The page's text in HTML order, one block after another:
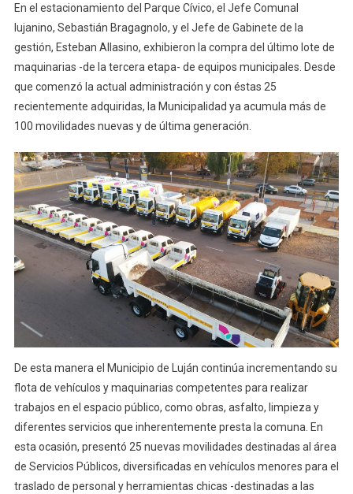
En el estacionamiento del Parque Cívico, el Jefe Comunal
lujanino, Sebastián Bragagnolo, y el Jefe de Gabinete de la
gestión, Esteban Allasino, exhibieron la compra del último lote de
maquinarias -de la tercera etapa- de equipos municipales. Desde
que comenzó la actual administración y con éstas 25
recientemente adquiridas, la Municipalidad ya acumula más de
100 movilidades nuevas y de última generación.
De esta manera el Municipio de Luján continúa incrementando su
flota de vehículos y maquinarias competentes para realizar
trabajos en el espacio público, como obras, asfalto, limpieza y
diferentes servicios que inherentemente presta la comuna. En
esta ocasión, presentó 25 nuevas movilidades destinadas al área
de Servicios Públicos, diversificadas en vehículos menores para el
traslado de personal y herramientas chicas -destinadas a las